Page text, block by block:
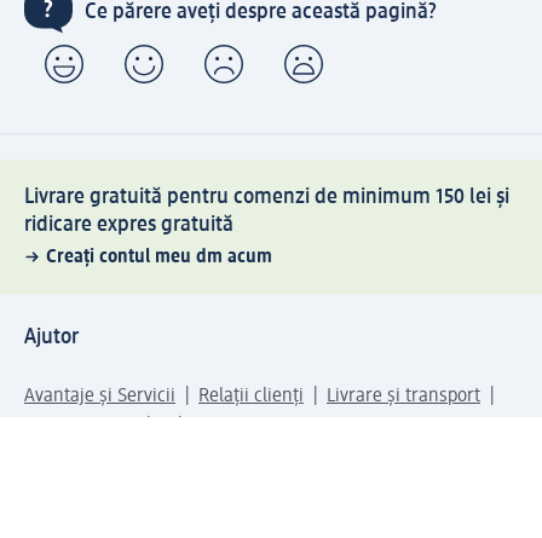
Ce părere aveți despre această pagină?
Livrare gratuită pentru comenzi de minimum 150 lei și
ridicare expres gratuită
Creați contul meu dm acum
Ajutor
Avantaje și Servicii Relații clienți
Livrare și transport